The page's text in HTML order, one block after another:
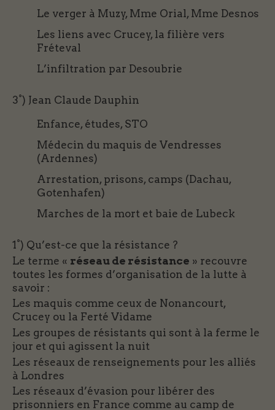
Le verger à Muzy, Mme Orial, Mme Desnos
Les liens avec Crucey, la filière vers
Fréteval
L’infiltration par Desoubrie
3°) Jean Claude Dauphin
Enfance, études, STO
Médecin du maquis de Vendresses
(Ardennes)
Arrestation, prisons, camps (Dachau,
Gotenhafen)
Marches de la mort et baie de Lubeck
1°) Qu’est-ce que la résistance ?
Le terme « réseau de résistance » recouvre
toutes les formes d’organisation de la lutte à
savoir :
Les maquis comme ceux de Nonancourt,
Crucey ou la Ferté Vidame
Les groupes de résistants qui sont à la ferme le
jour et qui agissent la nuit
Les réseaux de renseignements pour les alliés
à Londres
Les réseaux d’évasion pour libérer des
prisonniers en France comme au camp de